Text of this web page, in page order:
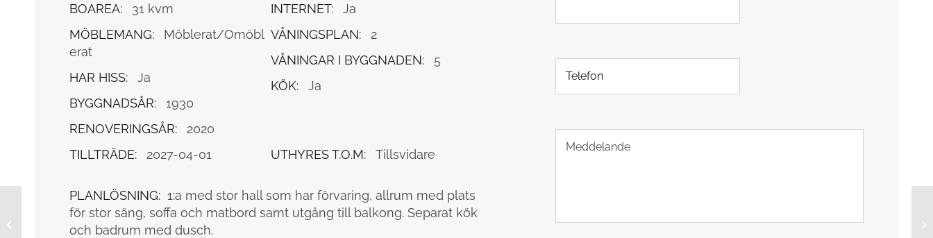
BOAREA:
31 kvm
MÖBLEMANG:
Möblerat/Omöbl
erat
HAR HISS:
Ja
BYGGNADSÅR:
1930
RENOVERINGSÅR:
2020
INTERNET:
Ja
VÅNINGSPLAN:
2
VÅNINGAR I BYGGNADEN:
5
KÖK:
Ja
TILLTRÄDE: 2027-04-01 UTHYRES T.O.M: Tillsvidare
PLANLÖSNING: 1:a med stor hall som har förvaring, allrum med plats
för stor säng, soffa och matbord samt utgång till balkong. Separat kök
och badrum med dusch.
l
y